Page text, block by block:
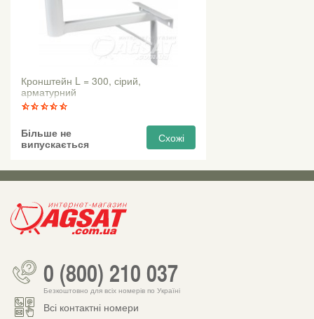
Кронштейн L = 300, сірий,
арматурний
Більше не
випускається
Схожі
0 (800) 210 037
Безкоштовно для всіх номерів по Україні
Всі контактні номери